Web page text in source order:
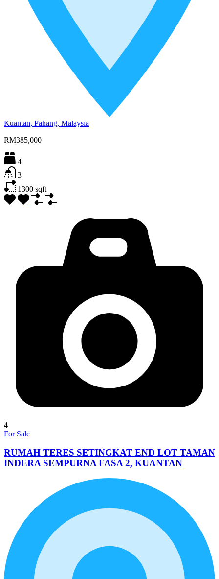
Kuantan, Pahang, Malaysia
RM385,000
4
3
1300 sqft
4
For Sale
RUMAH TERES SETINGKAT END LOT TAMAN
INDERA SEMPURNA FASA 2, KUANTAN